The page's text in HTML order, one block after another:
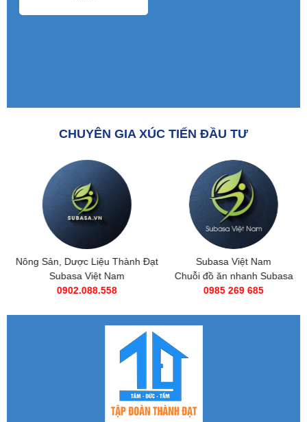
CHUYÊN GIA XÚC TIẾN ĐẦU TƯ
Nông Sản, Dược Liệu Thành Đạt
Subasa Việt Nam
0902.088.558
Subasa Việt Nam
Chuỗi đồ ăn nhanh Subasa
0985 269 685